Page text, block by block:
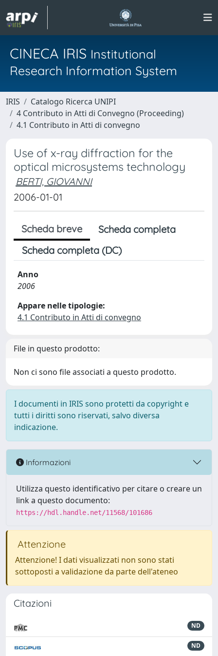
CINECA IRIS Institutional
Research Information System
IRIS
Catalogo Ricerca UNIPI
4 Contributo in Atti di Convegno (Proceeding)
4.1 Contributo in Atti di convegno
Use of x-ray diffraction for the
optical microsystems technology
BERTI, GIOVANNI
2006-01-01
Scheda breve
Scheda completa
Scheda completa (DC)
Anno
2006
Appare nelle tipologie:
4.1 Contributo in Atti di convegno
File in questo prodotto:
Non ci sono file associati a questo prodotto.
I documenti in IRIS sono protetti da copyright e
tutti i diritti sono riservati, salvo diversa
indicazione.
Informazioni
Utilizza questo identificativo per citare o creare un
link a questo documento:
https://hdl.handle.net/11568/101686
Attenzione
Attenzione! I dati visualizzati non sono stati
sottoposti a validazione da parte dell'ateneo
Citazioni
ND
ND